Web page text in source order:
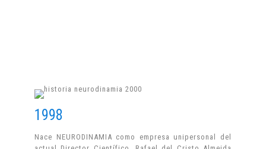
1998
Nace NEURODINAMIA como empresa unipersonal del